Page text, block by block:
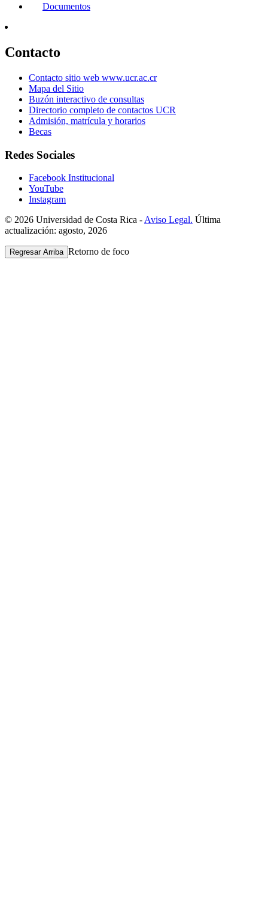
Documentos
Contacto
Contacto sitio web www.ucr.ac.cr
Mapa del Sitio
Buzón interactivo de consultas
Directorio completo de contactos UCR
Admisión, matrícula y horarios
Becas
Redes Sociales
Facebook Institucional
YouTube
Instagram
© 2026 Universidad de Costa Rica - Aviso Legal. Última
actualización: agosto, 2026
Regresar Arriba Retorno de foco